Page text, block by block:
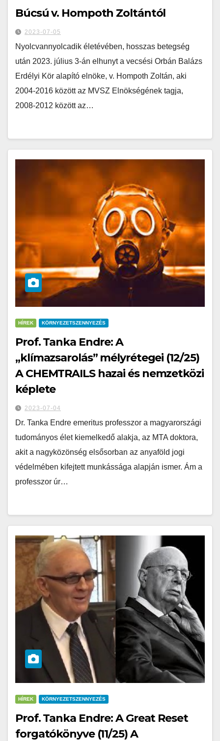
Búcsú v. Hompoth Zoltántól
2023-07-05
Nyolcvannyolcadik életévében, hosszas betegség
után 2023. július 3-án elhunyt a vecsési Orbán Balázs
Erdélyi Kör alapító elnöke, v. Hompoth Zoltán, aki
2004-2016 között az MVSZ Elnökségének tagja,
2008-2012 között az…
HÍREK KÖRNYEZETSZENNYEZÉS
Prof. Tanka Endre: A
„klímazsarolás” mélyrétegei (12/25)
A CHEMTRAILS hazai és nemzetközi
képlete
2023-07-04
Dr. Tanka Endre emeritus professzor a magyarországi
tudományos élet kiemelkedő alakja, az MTA doktora,
akit a nagyközönség elsősorban az anyaföld jogi
védelmében kifejtett munkássága alapján ismer. Ám a
professzor úr…
HÍREK KÖRNYEZETSZENNYEZÉS
Prof. Tanka Endre: A Great Reset
forgatókönyve (11/25) A